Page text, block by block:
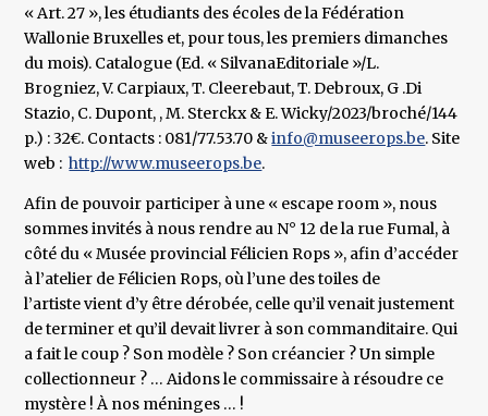
« Art. 27 », les étudiants des écoles de la Fédération
Wallonie Bruxelles et, pour tous, les premiers dimanches
du mois). Catalogue (Ed. « SilvanaEditoriale »/L.
Brogniez, V. Carpiaux, T. Cleerebaut, T. Debroux, G .Di
Stazio, C. Dupont, , M. Sterckx & E. Wicky/2023/broché/144
p.) : 32€. Contacts : 081/77.53.70 &info@museerops.be. Site
web :http://www.museerops.be.
Afin de pouvoir participer à une « escape room », nous
sommes invités à nous rendre au N° 12 de la rue Fumal, à
côté du « Musée provincial Félicien Rops », afin d’accéder
à l’atelier de Félicien Rops, où l’une des toiles de
l’artiste vient d’y être dérobée, celle qu’il venait justement
de terminer et qu’il devait livrer à son commanditaire. Qui
a fait le coup ? Son modèle ? Son créancier ? Un simple
collectionneur ? … Aidons le commissaire à résoudre ce
mystère ! À nos méninges … !